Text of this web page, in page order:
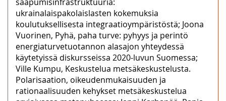
ukrainalaispakolaislasten kokemuksia
koulutuksellisesta integraatioympäristöstä; Joona
Vuorinen, Pyhä, paha turve: pyhyys ja perintö
energiaturvetuotannon alasajon yhteydessä
käytetyissä diskursseissa 2020-luvun Suomessa;
Ville Kumpu, Keskustelua metsäkeskustelusta.
Polarisaation, oikeudenmukaisuuden ja
rationaalisuuden kehykset metsäkeskustelua